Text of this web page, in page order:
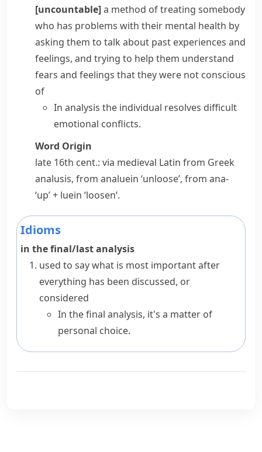
[uncountable]a method of treating somebody
who has problems with their mental health by
asking them to talk about past experiences and
feelings, and trying to help them understand
fears and feelings that they were not conscious
of
In analysis the individual resolves difficult
emotional conflicts.
Word Origin
late 16th cent.: via medieval Latin from Greek
analusis, from analuein ‘unloose’, from ana-
‘up’ + luein ‘loosen’.
Idioms
in the final/last analysis
used to say what is most important after
everything has been discussed, or
considered
In the final analysis, it's a matter of
personal choice.